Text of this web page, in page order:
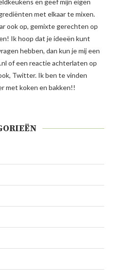
met elkaar te mixen.
ook op, gemixte gerechten op
Ik hoop dat je ideeën kunt
hebben, dan kun je mij een
of een reactie achterlaten op
Twitter. Ik ben te vinden
met koken en bakken!!